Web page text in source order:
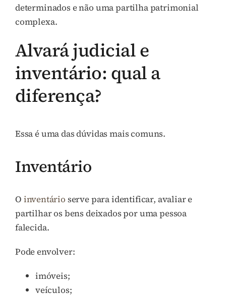
determinados e não uma partilha patrimonial
complexa.
Alvará judicial e
inventário: qual a
diferença?
Essa é uma das dúvidas mais comuns.
Inventário
O inventário serve para identificar, avaliar e
partilhar os bens deixados por uma pessoa
falecida.
Pode envolver:
imóveis;
veículos;